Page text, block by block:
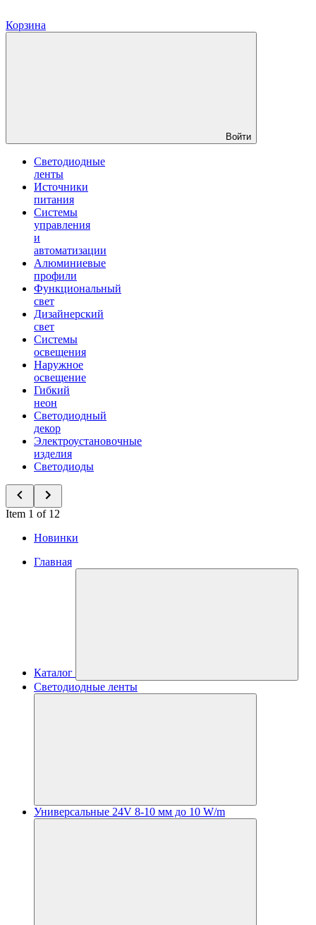
Корзина
Войти
Светодиодные
ленты
Источники
питания
Системы
управления
и
автоматизации
Алюминиевые
профили
Функциональный
свет
Дизайнерский
свет
Системы
освещения
Наружное
освещение
Гибкий
неон
Светодиодный
декор
Электроустановочные
изделия
Светодиоды
Item 1 of 12
Новинки
Главная
Каталог
Светодиодные ленты
Универсальные 24V 8-10 мм до 10 W/m